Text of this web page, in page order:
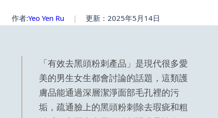
作者:Yeo Yen Ru | 更新：2025年5月14日
「有效去黑頭粉刺產品」是現代很多愛
美的男生女生都會討論的話題，這類護
膚品能通過深層潔淨面部毛孔裡的污
垢，疏通臉上的黑頭粉刺除去瑕疵和粗